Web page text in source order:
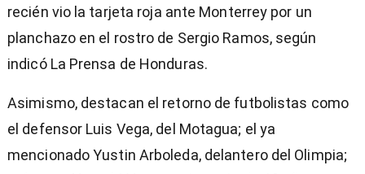
recién vio la tarjeta roja ante Monterrey por un
planchazo en el rostro de Sergio Ramos, según
indicó La Prensa de Honduras.
Asimismo, destacan el retorno de futbolistas como
el defensor Luis Vega, del Motagua; el ya
mencionado Yustin Arboleda, delantero del Olimpia;